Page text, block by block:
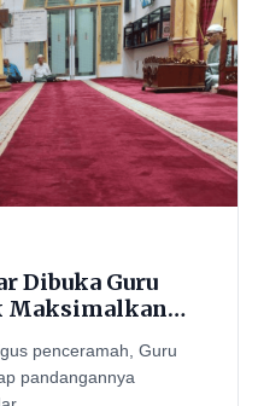
Dibuka Guru
Maksimalkan
penceramah, Guru
pandangannya